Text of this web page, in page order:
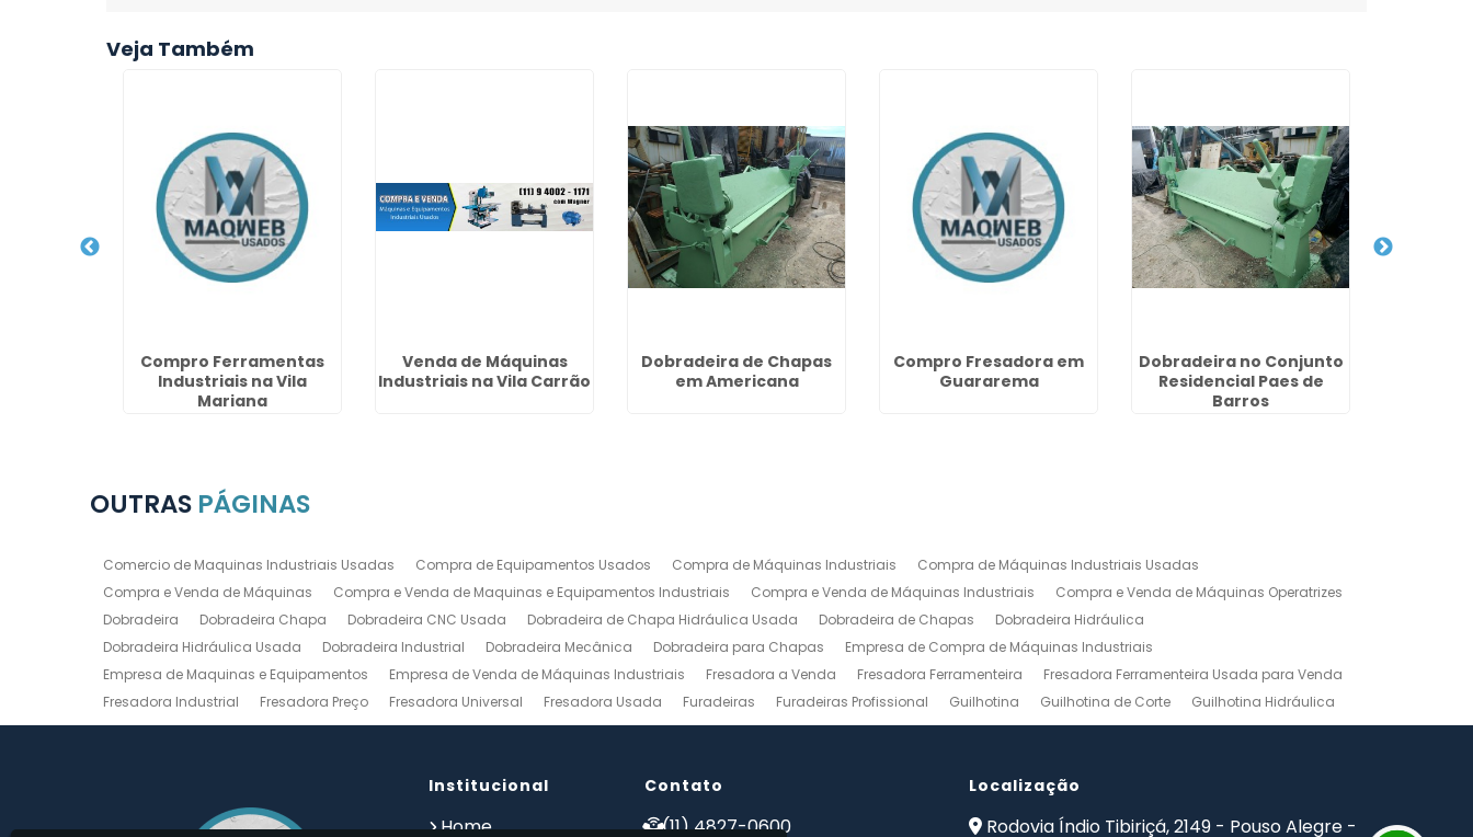
Veja Também
Compro Ferramentas
Industriais na Vila
Mariana
Venda de Máquinas
Industriais na Vila Carrão
Dobradeira de Chapas
em Americana
Compro Fresadora em
Guararema
Dobradeira no Conjunto
Residencial Paes de
Barros
OUTRAS PÁGINAS
Comercio de Maquinas Industriais Usadas Compra de Equipamentos Usados Compra de Máquinas Industriais
Compra de Máquinas Industriais Usadas
Compra e Venda de Máquinas
Compra e Venda de Maquinas e Equipamentos Industriais Compra e Venda de Máquinas Industriais
Compra e Venda de Máquinas Operatrizes
Dobradeira
Dobradeira Chapa Dobradeira CNC Usada Dobradeira de Chapa Hidráulica Usada Dobradeira de Chapas
Dobradeira Hidráulica
Dobradeira Hidráulica Usada
Dobradeira Industrial Dobradeira Mecânica Dobradeira para Chapas
Empresa de Compra de Máquinas Industriais
Empresa de Maquinas e Equipamentos
Empresa de Venda de Máquinas Industriais Fresadora a Venda Fresadora Ferramenteira
Fresadora Ferramenteira Usada para Venda
Fresadora Industrial
Fresadora Preço Fresadora Universal Fresadora Usada Furadeiras Furadeiras Profissional Guilhotina Guilhotina de Corte
Guilhotina Hidráulica
Guilhotina Industrial
Guilhotina Industrial para Chapas de Aço Maquinas para Marcenaria Maquinas para Marcenaria a Venda
Maquinas para Marceneiro
Torno Mecânico Usado Barato Venda de Máquinas Industriais Venda de Máquinas Industriais Usadas
Ferramentas Industriais Compra e Venda
Compro Torno Mecanico
Institucional
Home
Contato
(11) 4827-0600
Localização
Rodovia Índio Tibiriçá, 2149 - Pouso Alegre -